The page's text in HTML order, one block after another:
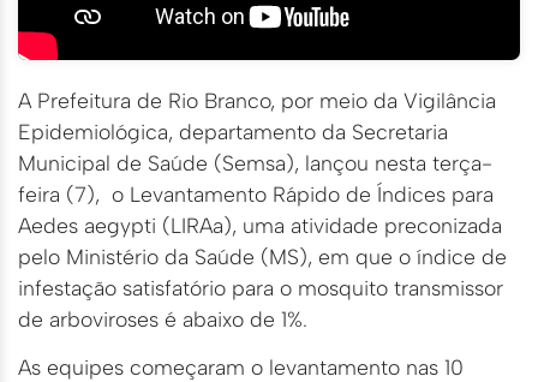
A Prefeitura de Rio Branco, por meio da Vigilância
Epidemiológica, departamento da Secretaria
Municipal de Saúde (Semsa), lançou nesta terça-
feira (7), o Levantamento Rápido de Índices para
Aedes aegypti (LIRAa), uma atividade preconizada
pelo Ministério da Saúde (MS), em que o índice de
infestação satisfatório para o mosquito transmissor
de arboviroses é abaixo de 1%.
As equipes começaram o levantamento nas 10